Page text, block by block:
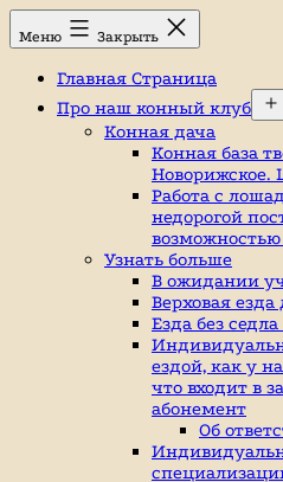
Перейти
к
Конный
клуб,
Ромашково,
лошади,
Меню Закрыть
Главная Страница
Про наш конный клуб
Конная дача
Конная база
Новорижское.
Работа с
недорогой
Узнать больше
В ожидании
Верховая
Езда без
ездой, как у
что входит в
абонемент
Об